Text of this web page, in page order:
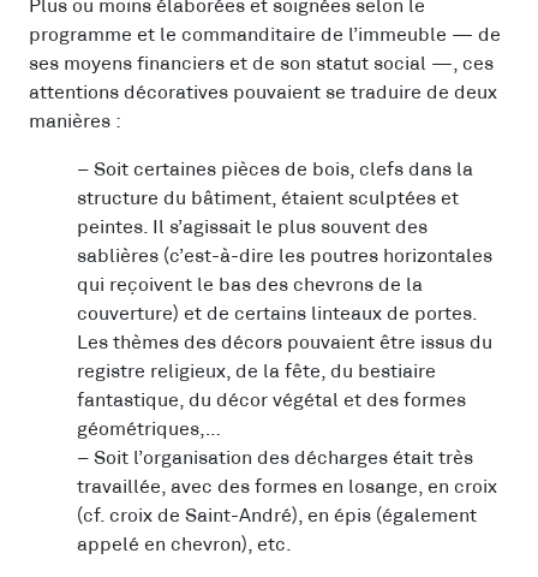
Plus ou moins élaborées et soignées selon le
programme et le commanditaire de l’immeuble — de
ses moyens financiers et de son statut social —, ces
attentions décoratives pouvaient se traduire de deux
manières :
– Soit certaines pièces de bois, clefs dans la
structure du bâtiment, étaient sculptées et
peintes. Il s’agissait le plus souvent des
sablières (c’est-à-dire les poutres horizontales
qui reçoivent l e bas des chevrons de la
couverture) et de certains linteaux de portes.
Les thèmes des décors pouvaient être issus du
registre religieux, de la fête, du bestiaire
fantastique, du décor végétal et des formes
géométriques,…
– Soit l’organisation des décharges était très
travaillée, avec des formes en losange, en croix
(cf. croix de Saint-André), en épis (également
appelé en chevron), etc.